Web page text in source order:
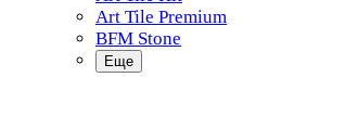
Art Tile Premium
BFM Stone
Еще